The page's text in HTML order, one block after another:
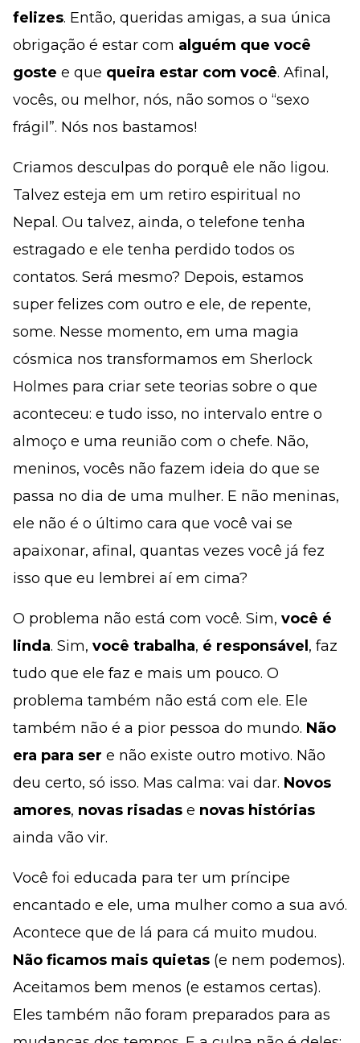
felizes. Então, queridas amigas, a sua única
obrigação é estar com alguém que você
goste e que queira estar com você. Afinal,
vocês, ou melhor, nós, não somos o “sexo
frágil”. Nós nos bastamos!
Criamos desculpas do porquê ele não ligou.
Talvez esteja em um retiro espiritual no
Nepal. Ou talvez, ainda, o telefone tenha
estragado e ele tenha perdido todos os
contatos. Será mesmo? Depois, estamos
super felizes com outro e ele, de repente,
some. Nesse momento, em uma magia
cósmica nos transformamos em Sherlock
Holmes para criar sete teorias sobre o que
aconteceu: e tudo isso, no intervalo entre o
almoço e uma reunião com o chefe. Não,
meninos, vocês não fazem ideia do que se
passa no dia de uma mulher. E não meninas,
ele não é o último cara que você vai se
apaixonar, afinal, quantas vezes você já fez
isso que eu lembrei aí em cima?
O problema não está com você. Sim, você é
linda. Sim, você trabalha, é responsável, faz
tudo que ele faz e mais um pouco. O
problema também não está com ele. Ele
também não é a pior pessoa do mundo. Não
era para ser e não existe outro motivo. Não
deu certo, só isso. Mas calma: vai dar. Novos
amores, novas risadas e novas histórias
ainda vão vir.
Você foi educada para ter um príncipe
encantado e ele, uma mulher como a sua avó.
Acontece que de lá para cá muito mudou.
Não ficamos mais quietas (e nem podemos).
Aceitamos bem menos (e estamos certas).
Eles também não foram preparados para as